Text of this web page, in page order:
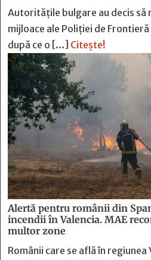
Autoritățile bulgare au decis să
mijloace ale Poliției de
după ce o […] Citește!
Alertă pentru românii din
incendii în Valencia. MAE
multor zone
Românii care se află în regiunea